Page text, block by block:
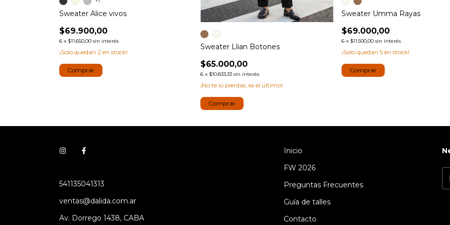
Sweater Alice vivos
$69.900,00
6 x $11.650,00 sin interés
¡Solo quedan 2 en stock!
Comprar
Sweater Llian Botones
$65.000,00
6 x $10.833,33 sin interés
¡No te lo pierdas, es el último!
Comprar
Sweater Umma Rayas
$69.000,00
6 x $11.500,00 sin interés
¡Solo quedan 5 en stock!
Comprar
541135041313
ventas@dalida.com.ar
Av. Dorrego 1438, CABA
Inicio
FW 2026
Preguntas Frecuentes
Guía de talles
Contacto